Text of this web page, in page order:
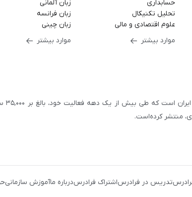
حسابداری
تحلیل تکنیکال
علوم اقتصادی و مالی
موارد بیشتر
زبان آلمانی
زبان فرانسه
زبان چینی
موارد بیشتر
سازمان علمی و
و نوجوانان، آموزش زبان‌های خارجی،مهندسی برق، تدریس در فرادرساشتراک فرادرسدرباره ماآموزش سازمانی